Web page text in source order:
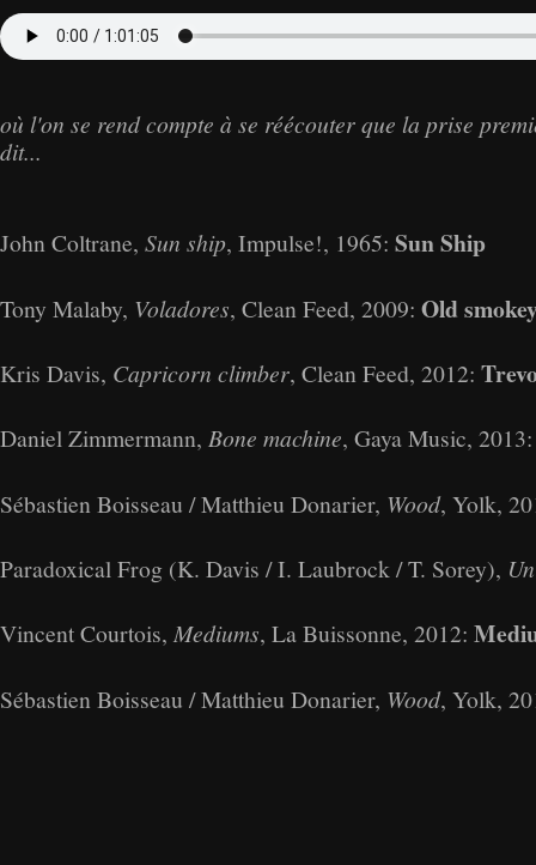
où l'on se rend compte à se réécouter que la prise
dit...
John Coltrane, Sun ship, Impulse!, 1965: Sun Ship
Tony Malaby, Voladores, Clean Feed, 2009: Old
Kris Davis, Capricorn climber, Clean Feed, 2012:
Daniel Zimmermann, Bone machine, Gaya Music,
Sébastien Boisseau / Matthieu Donarier, Wood, Yolk,
Paradoxical Frog (K. Davis / I. Laubrock / T. Sorey),
Vincent Courtois, Mediums, La Buissonne, 2012:
Sébastien Boisseau / Matthieu Donarier, Wood, Yolk,